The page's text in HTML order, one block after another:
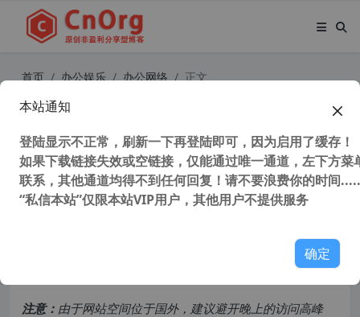
首页 办公娱乐 办公网络 正文
PDF一键转蓝插件 Prinect PDF Tool
box 2021 v21.00.018 中文破解版(附
安装教程)
37,195 次浏览次阅读
注意： 由于网站空间位于国外，建议避开晚上的访问高峰
本站通知
登陆显示不正常，刷新一下再登陆即可，因为启用了缓存！
如果下载链接失效或空链接，仅能通过唯一通道，左下方菜
联系，其他通道均得不到任何回复！请不要浪费你的时间
“私信本站”仅限本站VIP用户，其他用户不提供服务
确定